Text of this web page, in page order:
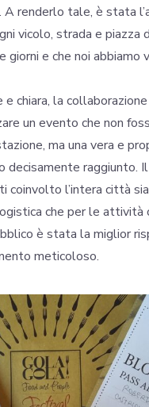
renderlo tale, è stata
vicolo, strada e piazza
giorni e che noi abbiamo
e chiara, la
un evento che non
ma una vera e
decisamente raggiunto. Il
coinvolto l’intera città
che per le attività
è stata la miglior
meticoloso.